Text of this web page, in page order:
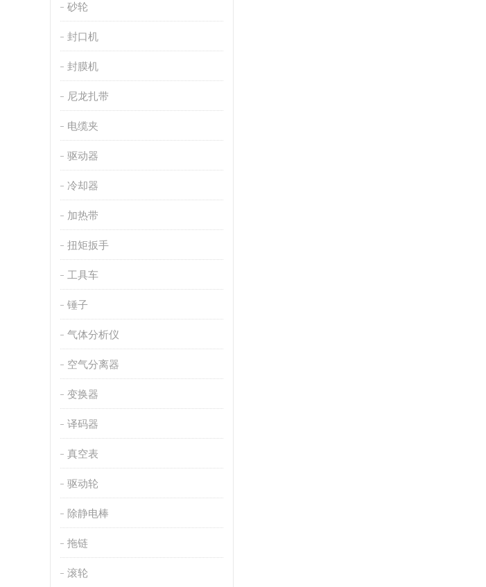
砂轮
封口机
封膜机
尼龙扎带
电缆夹
驱动器
冷却器
加热带
扭矩扳手
工具车
锤子
气体分析仪
空气分离器
变换器
译码器
真空表
驱动轮
除静电棒
拖链
滚轮